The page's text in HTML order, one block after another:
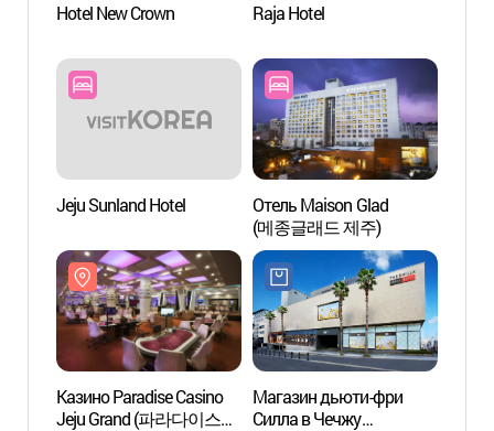
Hotel New Crown Raja Hotel
Jeju Sunland Hotel
Отель Maison Glad
(메종글래드 제주)
Казино Paradise Casino
Jeju Grand (파라다이스
Магазин дьюти-фри
Силла в Чечжу